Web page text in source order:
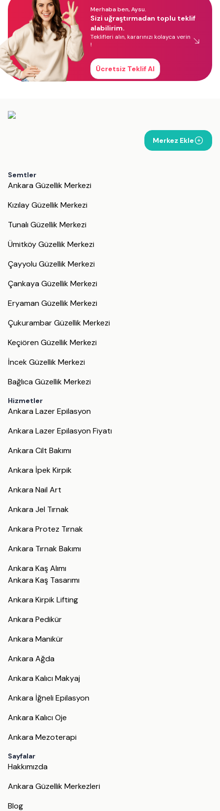
Merhaba ben, Aysu.
Sizi uğraştırmadan toplu teklif
alabilirim.
Teklifleri alın, kararınızı kolayca verin
!
Ücretsiz Teklif Al
Merkez Ekle
Semtler
Ankara Güzellik Merkezi
Kızılay Güzellik Merkezi
Tunalı Güzellik Merkezi
Ümitköy Güzellik Merkezi
Çayyolu Güzellik Merkezi
Çankaya Güzellik Merkezi
Eryaman Güzellik Merkezi
Çukurambar Güzellik Merkezi
Keçiören Güzellik Merkezi
İncek Güzellik Merkezi
Bağlıca Güzellik Merkezi
Hizmetler
Ankara Lazer Epilasyon
Ankara Lazer Epilasyon Fiyatı
Ankara Cilt Bakımı
Ankara İpek Kirpik
Ankara Nail Art
Ankara Jel Tırnak
Ankara Protez Tırnak
Ankara Tırnak Bakımı
Ankara Kaş Alımı
Ankara Kaş Tasarımı
Ankara Kirpik Lifting
Ankara Pedikür
Ankara Manikür
Ankara Ağda
Ankara Kalıcı Makyaj
Ankara İğneli Epilasyon
Ankara Kalıcı Oje
Ankara Mezoterapi
Sayfalar
Hakkımızda
Ankara Güzellik Merkezleri
Blog